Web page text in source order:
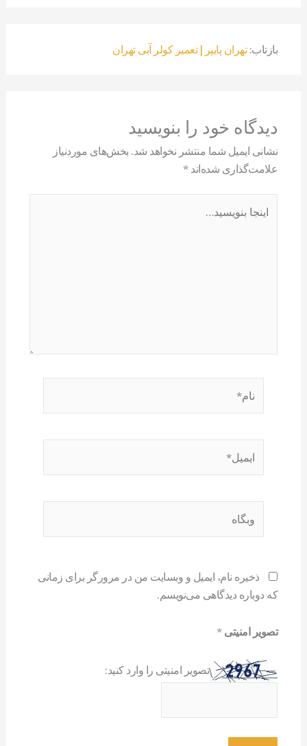
بازتاب:تهران پایپر | تعمیر کولر آبی تهران
دیدگاه‌ خود را بنویسید
نشانی ایمیل شما منتشر نخواهد شد. بخش‌های موردنیاز
علامت‌گذاری شده‌اند*
بنویسید…
ذخیره نام، ایمیل و وبسایت من در مرورگر برای زمانی
که دوباره دیدگاهی می‌نویسم.
تصویر امنیتی*
تصویر امنیتی را وارد کنید: